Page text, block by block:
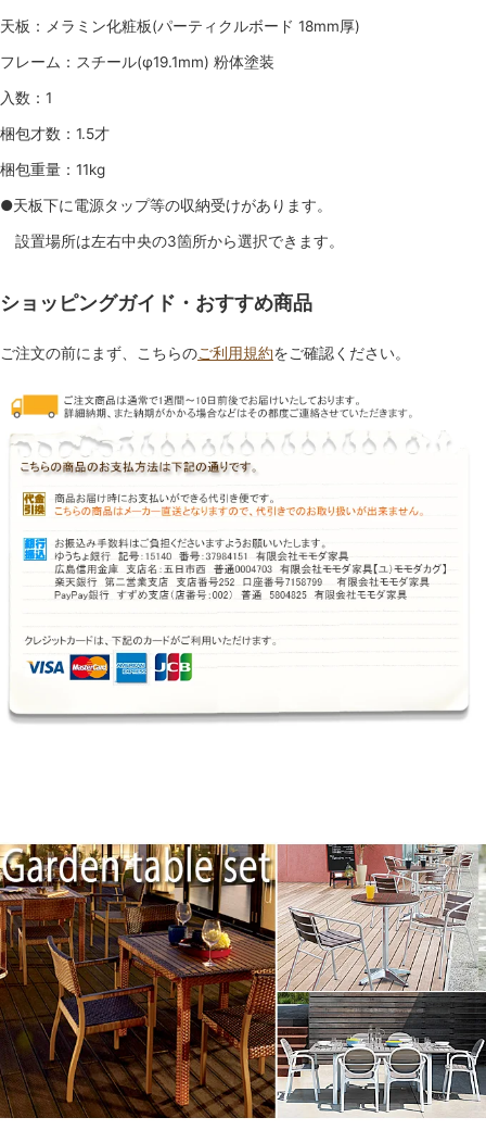
天板：メラミン化粧板(パーティクルボード 18mm厚)
フレーム：スチール(φ19.1mm) 粉体塗装
入数：1
梱包才数：1.5才
梱包重量：11kg
●天板下に電源タップ等の収納受けがあります。
設置場所は左右中央の3箇所から選択できます。
ショッピングガイド・おすすめ商品
ご注文の前にまず、こちらのご利用規約をご確認ください。